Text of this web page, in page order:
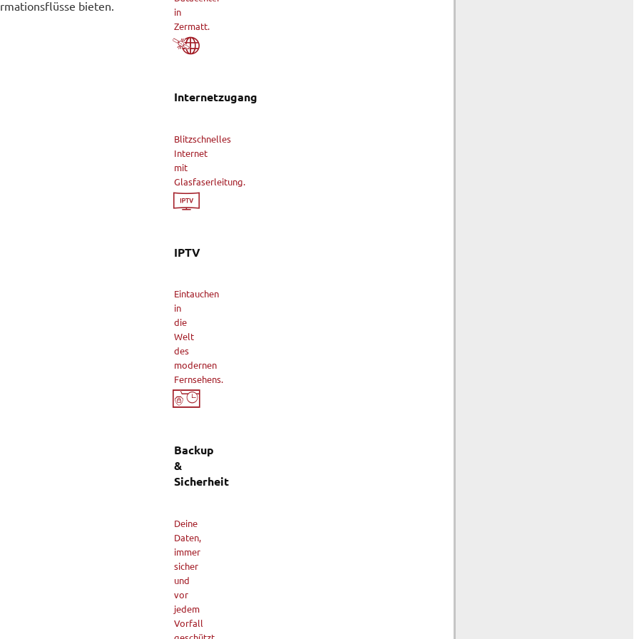
bieten.
in
Zermatt.
Internetzugang
Blitzschnelles
Internet
mit
Glasfaserleitung.
IPTV
Eintauchen
in
die
Welt
des
modernen
Fernsehens.
Backup
&
Sicherheit
Deine
Daten,
immer
sicher
und
vor
jedem
Vorfall